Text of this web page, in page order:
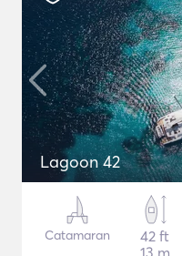
Lagoon 42
Catamaran
42 ft
13 m